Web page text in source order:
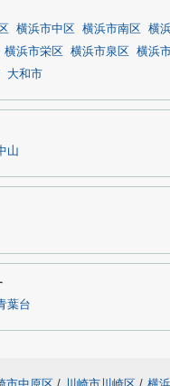
横浜市中区 横浜市南区 横
横浜市栄区 横浜市泉区 横浜
大和市
山
葉台